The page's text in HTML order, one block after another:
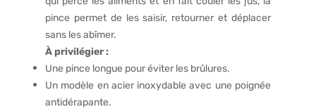
pince permet de les saisir, retourner et déplacer
sans les abîmer.
À privilégier :
Une pince longue pour éviter les brûlures.
Un modèle en acier inoxydable avec une poignée
antidérapante.